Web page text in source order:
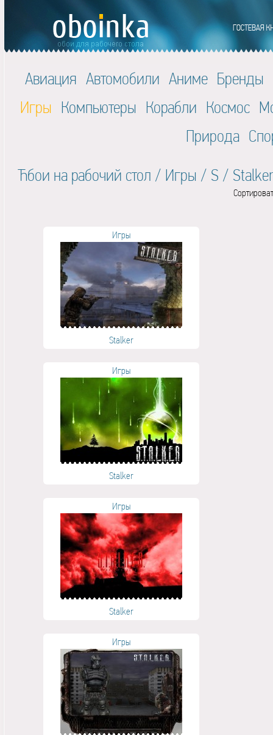
Авиация Автомобили Аниме Бренды
Игры Компьютеры Корабли Космос
Природа
Ћбои на рабочий стол / Игры / S / Stalker
Игры
Stalker
Игры
Stalker
Игры
Stalker
Игры